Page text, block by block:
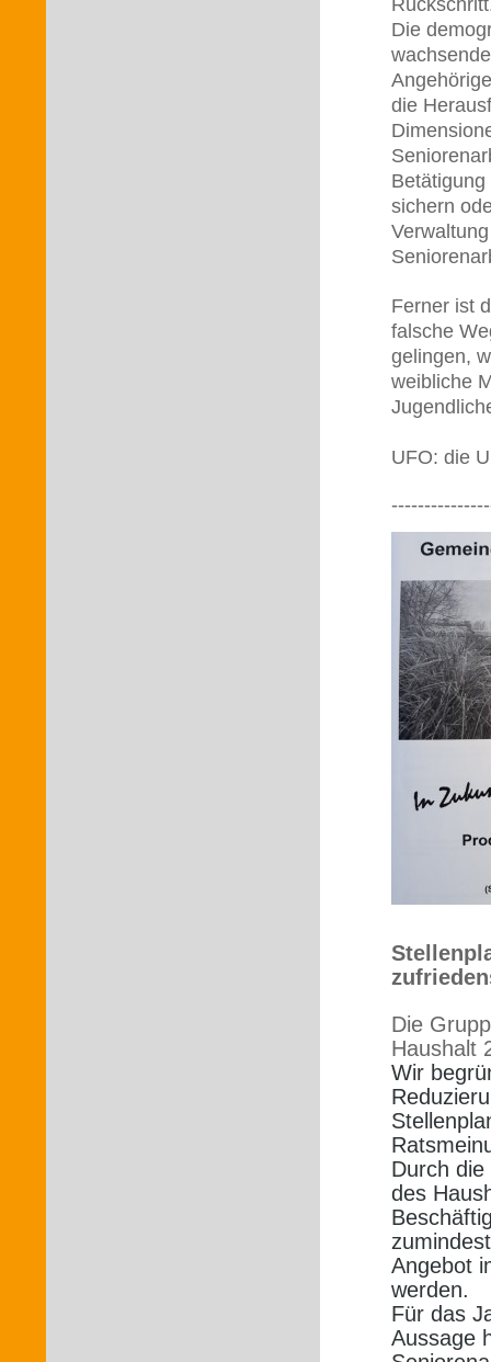
Die
die
sichern
Ferner ist
falsche
gelingen,
weibliche
UFO: die
Die
Haushalt
Wir
Durch
des
Angebot
werden.
Für das
Aussage